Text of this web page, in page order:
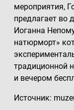
z rôznych
мероприятия,
предлагает во
Иоганна
натюрморт»
традиционной
​​и вечером
Источник: